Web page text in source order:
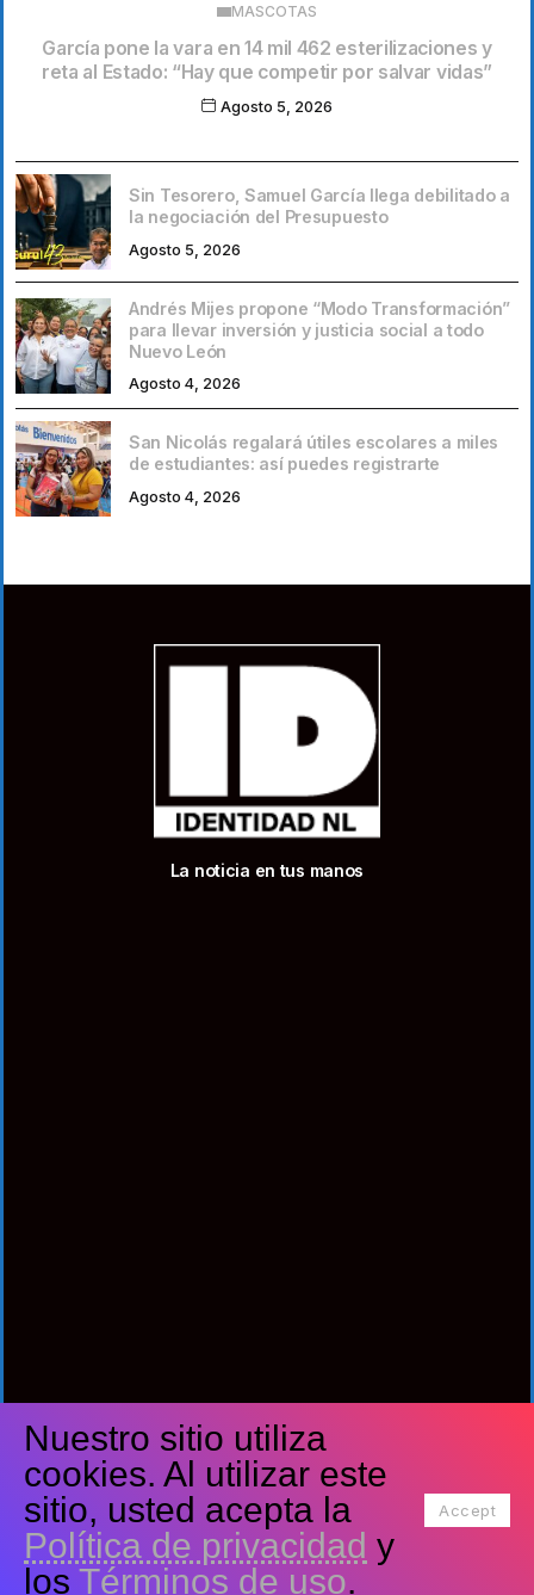
MASCOTAS
García pone la vara en 14 mil 462 esterilizaciones y
reta al Estado: “Hay que competir por salvar vidas”
Agosto 5, 2026
Sin Tesorero, Samuel García llega debilitado a
la negociación del Presupuesto
Agosto 5, 2026
Andrés Mijes propone “Modo Transformación”
para llevar inversión y justicia social a todo
Nuevo León
Agosto 4, 2026
San Nicolás regalará útiles escolares a miles
de estudiantes: así puedes registrarte
Agosto 4, 2026
La noticia en tus manos
Síguenos
Facebook Youtube
Tiktok Instagram
Nuestro sitio utiliza
cookies. Al utilizar este
sitio, usted acepta la
Política de privacidad y
los Términos de uso.
Accept